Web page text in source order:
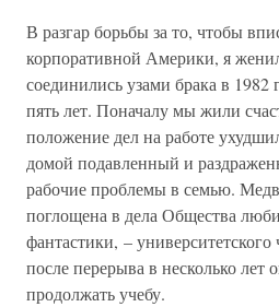
В разгар борьбы за то, чтобы
корпоративной Америки, я
соединились узами брака в
пять лет. Поначалу мы жили
положение дел на работе
домой подавленный и
рабочие проблемы в семью.
поглощена в дела Общества
фантастики, – университетского
после перерыва в несколько лет
продолжать учебу.